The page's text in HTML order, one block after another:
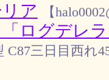
ア 【
ログデレ
C87三日目西れ